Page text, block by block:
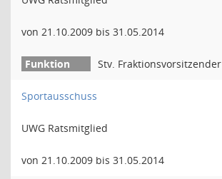
von 21.10.2009 bis 31.05.2014
Stv. Fraktionsvorsitzender
Sportausschuss
UWG Ratsmitglied
von 21.10.2009 bis 31.05.2014